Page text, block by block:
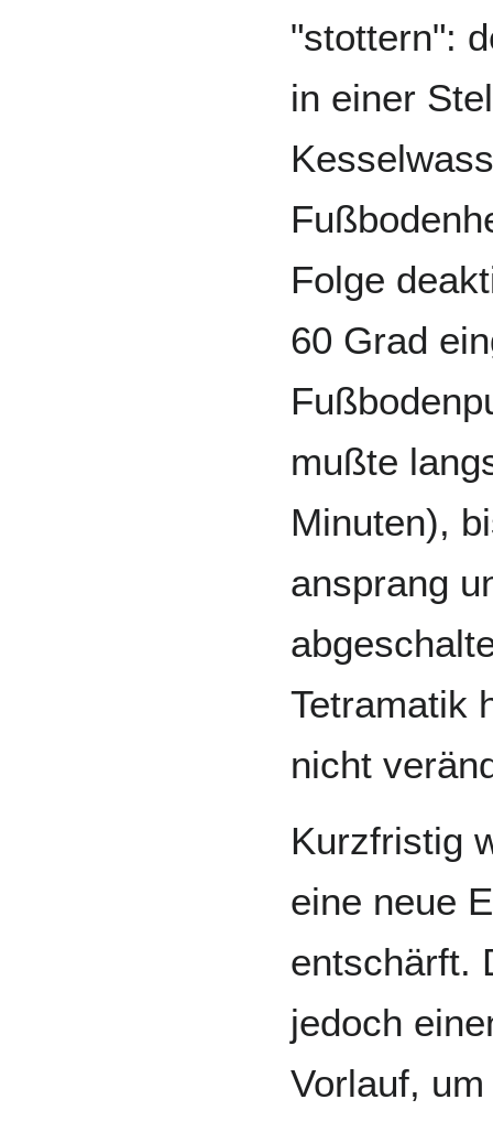
"stottern":
in einer
Folge
60 Grad
mußte
Minuten),
ansprang
Tetramatik
nicht
Kurzfristig
eine neue
entschärft.
jedoch
Vorlauf,